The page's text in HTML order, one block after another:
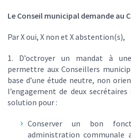
Le Conseil municipal demande au
Par X oui, X non et X abstention(s),
1. D’octroyer un mandat à
permettre aux Conseillers
base d’une étude neutre, non
l’engagement de deux
solution pour :
Conserver un bon
administration communale